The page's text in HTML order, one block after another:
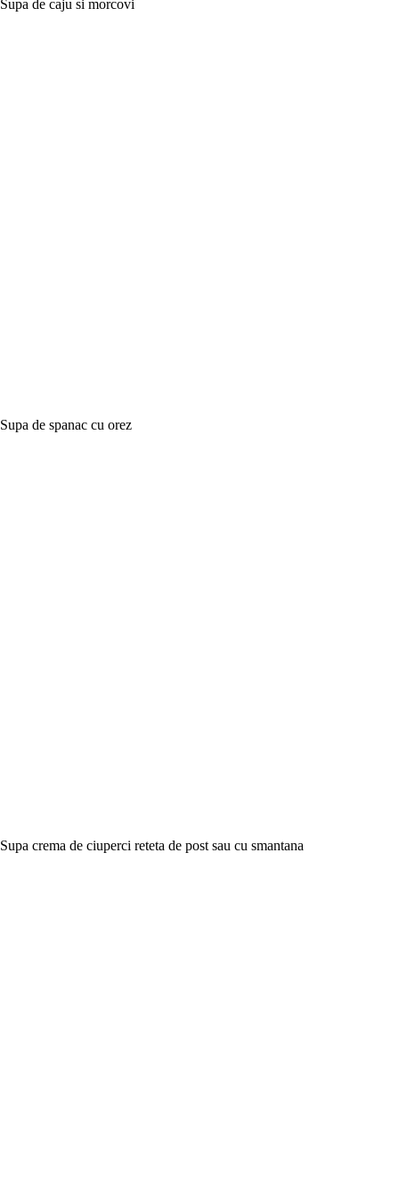
Supa de caju si morcovi
Supa de spanac cu orez
Supa crema de ciuperci reteta de post sau cu smantana